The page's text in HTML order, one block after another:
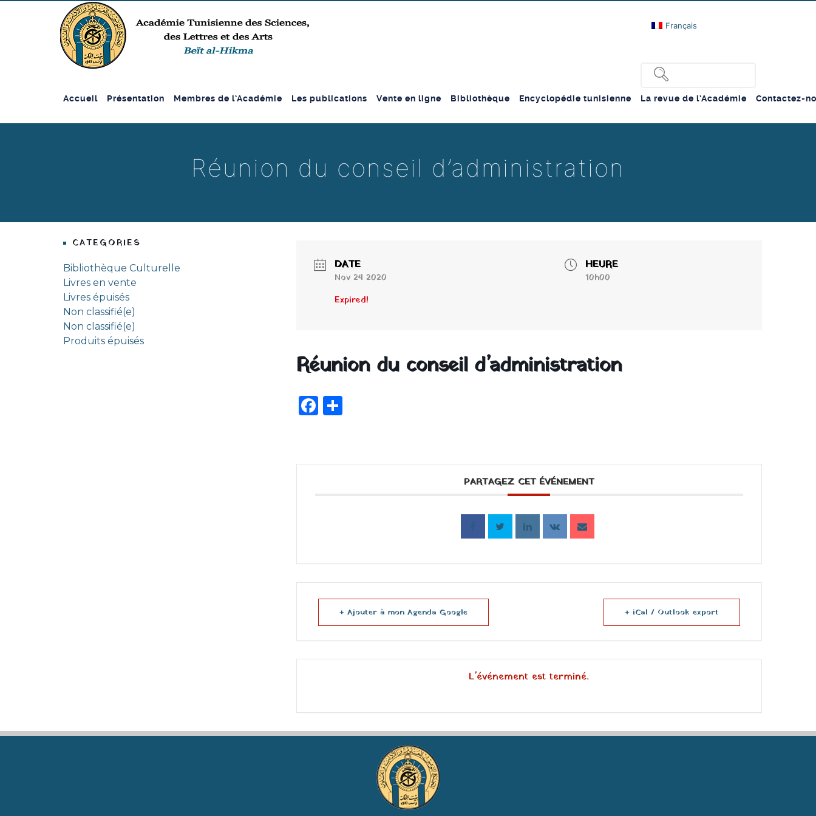
Français
Accueil Présentation Membres de l’Académie Les publications Vente en ligne Bibliothèque Encyclopédie tunisienne La revue de l’Académie Contactez-
Réunion du conseil d’administration
CATEGORIES
Bibliothèque Culturelle
Livres en vente
Livres épuisés
Non classifié(e)
Non classifié(e)
Produits épuisés
DATE
Nov 24 2020
Expired!
HEURE
10h00
Réunion du conseil d’administration
Facebook
Partager
PARTAGEZ CET ÉVÉNEMENT
+ Ajouter à mon Agenda Google + iCal / Outlook export
L'événement est terminé.